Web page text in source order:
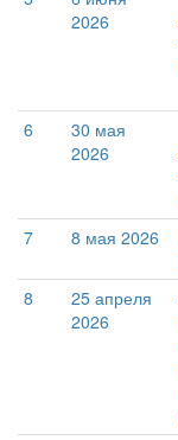
2026
6
30 мая
2026
7 8 мая 2026
8
25 апреля
2026